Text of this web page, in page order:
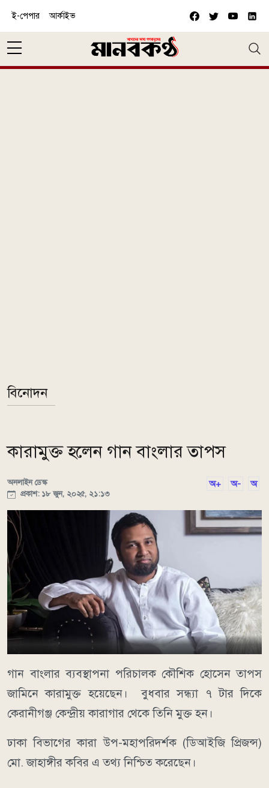
ই-পেপার আর্কাইভ
বিনোদন
কারামুক্ত হলেন গান বাংলার তাপস
অনলাইন ডেস্ক
প্রকাশ: ১৮ জুন, ২০২৫, ২১:১৩
অ+ অ- অ
গান বাংলার ব্যবস্থাপনা পরিচালক কৌশিক হোসেন তাপস
জামিনে কারামুক্ত হয়েছেন। বুধবার সন্ধ্যা ৭ টার দিকে
কেরানীগঞ্জ কেন্দ্রীয় কারাগার থেকে তিনি মুক্ত হন।
ঢাকা বিভাগের কারা উপ-মহাপরিদর্শক (ডিআইজি প্রিজন্স)
মো. জাহাঙ্গীর কবির এ তথ্য নিশ্চিত করেছেন।